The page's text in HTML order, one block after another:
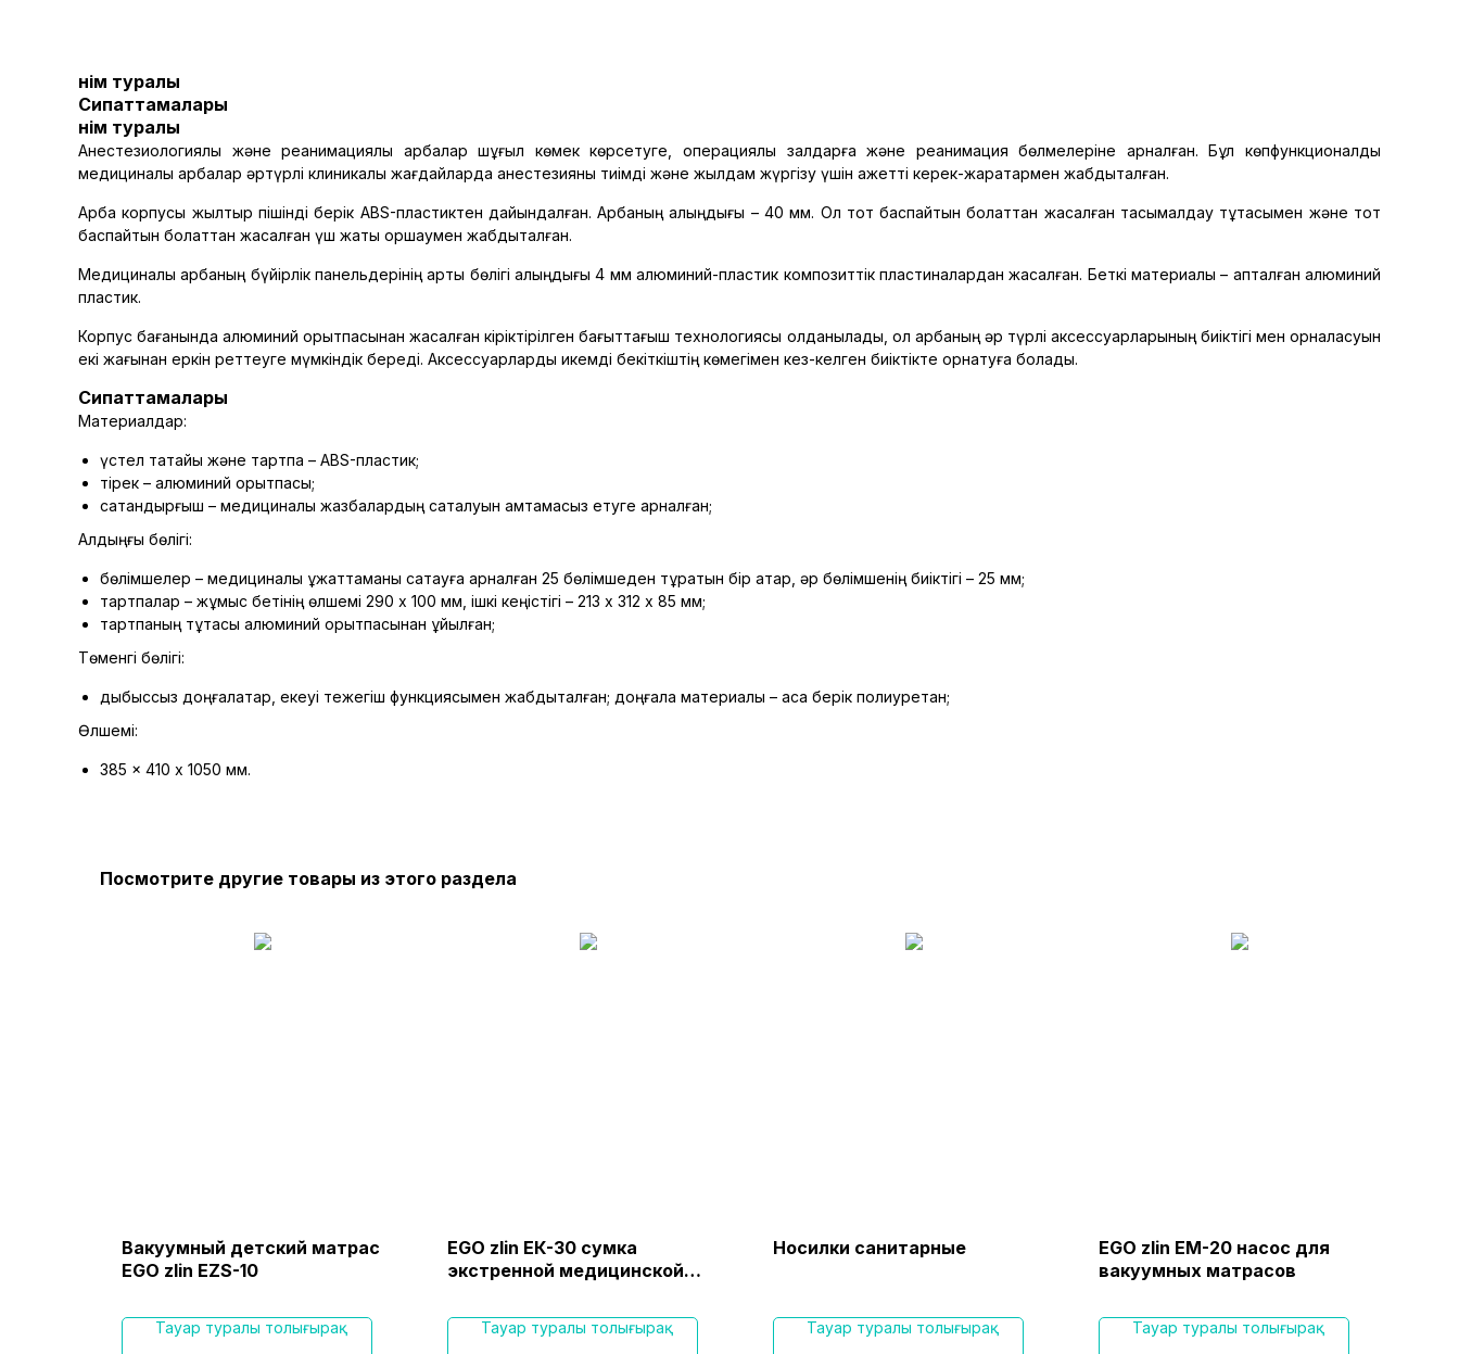
Өнім туралы
Сипаттамалары
Өнім туралы
Анестезиологиялық және реанимациялық арбалар шұғыл көмек көрсетуге, операциялық залдарға және реанимация бөлмелеріне арналған. Бұл көпфункционалды
медициналық арбалар әртүрлі клиникалық жағдайларда анестезияны тиімді және жылдам жүргізу үшін қажетті керек-жарақтармен жабдықталған.
Арба корпусы жылтыр пішінді берік ABS-пластиктен дайындалған. Арбаның қалыңдығы – 40 мм. Ол тот баспайтын болаттан жасалған тасымалдау тұтқасымен және тот
баспайтын болаттан жасалған үш жақты қоршаумен жабдықталған.
Медициналық арбаның бүйірлік панельдерінің артқы бөлігі қалыңдығы 4 мм алюминий-пластик композиттік пластиналардан жасалған. Беткі материалы – қапталған алюминий
пластик.
Корпус бағанында алюминий қорытпасынан жасалған кіріктірілген бағыттағыш технологиясы қолданылады, ол арбаның әр түрлі аксессуарларының биіктігі мен орналасуын
екі жағынан еркін реттеуге мүмкіндік береді. Аксессуарларды икемді бекіткіштің көмегімен кез-келген биіктікте орнатуға болады.
Сипаттамалары
Материалдар:
үстел тақтайы және тартпа – ABS-пластик;
тірек – алюминий қорытпасы;
сақтандырғыш – медициналық жазбалардың сақталуын қамтамасыз етуге арналған;
Алдыңғы бөлігі:
бөлімшелер – медициналық құжаттаманы сақтауға арналған 25 бөлімшеден тұратын бір қатар, әр бөлімшенің биіктігі – 25 мм;
тартпалар – жұмыс бетінің өлшемі 290 х 100 мм, ішкі кеңістігі – 213 х 312 х 85 мм;
тартпаның тұтқасы алюминий қорытпасынан құйылған;
Төменгі бөлігі:
дыбыссыз доңғалақтар, екеуі тежегіш функциясымен жабдықталған; доңғалақ материалы – аса берік полиуретан;
Өлшемі:
385 x 410 х 1050 мм.
Посмотрите другие товары из этого раздела
Вакуумный детский матрас
EGO zlin EZS-10
Тауар туралы толығырақ
EGO zlin ЕК-30 сумка
экстренной медицинской
Тауар туралы толығырақ
Носилки санитарные
Тауар туралы толығырақ
EGO zlin EM-20 насос для
вакуумных матрасов
Тауар туралы толығырақ